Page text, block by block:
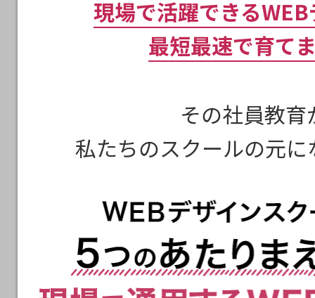
現場で活躍できる
最短最速で育て
その社員教育
私たちのスクールの元に